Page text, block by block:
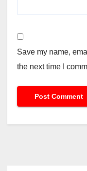
Save my name,
the next time I